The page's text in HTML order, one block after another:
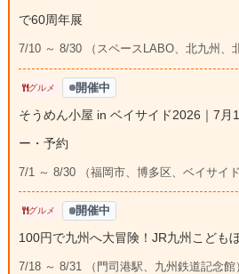
で60周年展
7/10 ～ 8/30 （スペースLABO、北九州、
グルメ 開催中
そうめん小屋 in ベイサイド2026｜7月
ー・予約
7/1 ～ 8/30 （福岡市、博多区、ベイサイ
グルメ 開催中
100円で九州へ大冒険！JR九州こども
7/18 ～ 8/31 （門司港駅、九州鉄道記念館